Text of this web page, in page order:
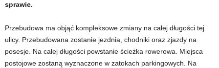
sprawie.
Przebudowa ma objąć kompleksowe zmiany na całej długości tej
ulicy. Przebudowana zostanie jezdnia, chodniki oraz zjazdy na
posesje. Na całej długości powstanie ścieżka rowerowa. Miejsca
postojowe zostaną wyznaczone w zatokach parkingowych. Na